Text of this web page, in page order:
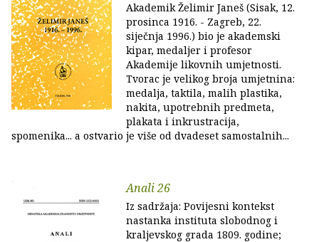
Akademik Želimir Janeš (Sisak, 12.
prosinca 1916. - Zagreb, 22.
siječnja 1996.) bio je akademski
kipar, medaljer i profesor
Akademije likovnih umjetnosti.
Tvorac je velikog broja umjetnina:
medalja, taktila, malih plastika,
nakita, upotrebnih predmeta,
plakata i inkrustracija,
spomenika... a ostvario je više od dvadeset samostalnih...
Anali 26
Iz sadržaja: Povijesni kontekst
nastanka instituta slobodnog i
kraljevskog grada 1809. godine;